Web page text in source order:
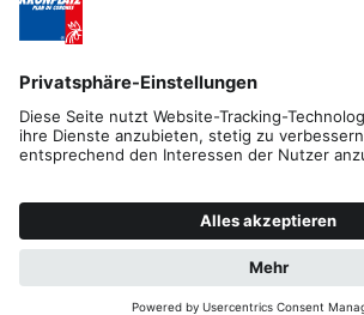
Impressum
Kontakt
B2B